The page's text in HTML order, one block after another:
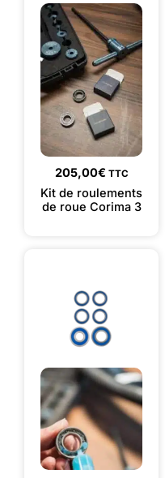
205,00€ TTC
Kit de roulements
de roue Corima 3